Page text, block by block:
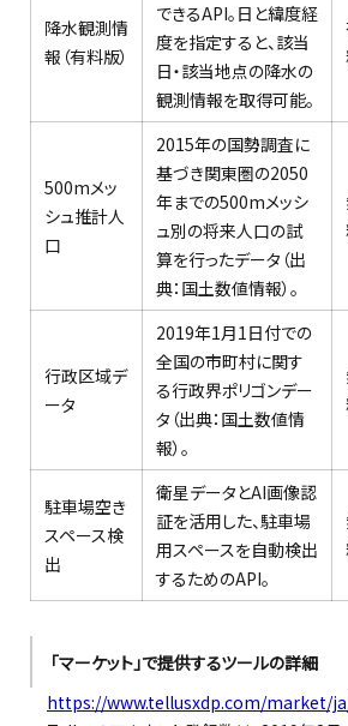
降水観測情
報（有料版）
できるAPI。日と緯度経
度を指定すると、該当
日・該当地点の降水の
観測情報を取得可能。
500mメッ
シュ推計人
口
2015年の国勢調査に
基づき関東圏の2050
年までの500mメッシ
ュ別の将来人口の試
算を行ったデータ（出
典：国土数値情報）。
行政区域デ
ータ
2019年1月1日付での
全国の市町村に関す
る行政界ポリゴンデー
タ（出典：国土数値情
報）。
駐車場空き
スペース検
出
衛星データとAI画像認
証を活用した、駐車場
用スペースを自動検出
するためのAPI。
「マーケット」で提供するツールの詳細
https://www.tellusxdp.com/market/